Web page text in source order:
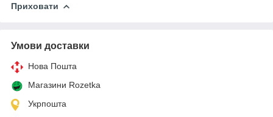
Приховати
Умови доставки
Нова Пошта
Магазини Rozetka
Укрпошта